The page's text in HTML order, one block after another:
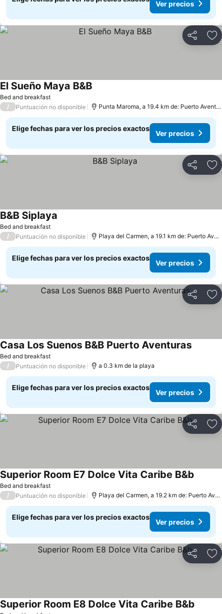
Ver precios
Compartir
Bed and breakfast
El Sueño Maya B&B
/ Puntuación no disponible Punta Maroma, a 19.4 km de: Puerto Aventuras
Elige fechas para ver los precios exactos
Ver precios
Compartir
Bed and breakfast
B&B Siplaya
/ Puntuación no disponible Playa del Carmen, a 19.1 km de: Puerto Aventuras
Elige fechas para ver los precios exactos
Ver precios
Compartir
Bed and breakfast
Casa Los Suenos B&B Puerto Aventuras
/ Puntuación no disponible a 0.3 km de la playa
Elige fechas para ver los precios exactos
Ver precios
Compartir
Bed and breakfast
Superior Room E7 Dolce Vita Caribe B&b
/ Puntuación no disponible Playa del Carmen, a 19.2 km de: Puerto Aventuras
Elige fechas para ver los precios exactos
Ver precios
Compartir
Superior Room E8 Dolce Vita Caribe B&b